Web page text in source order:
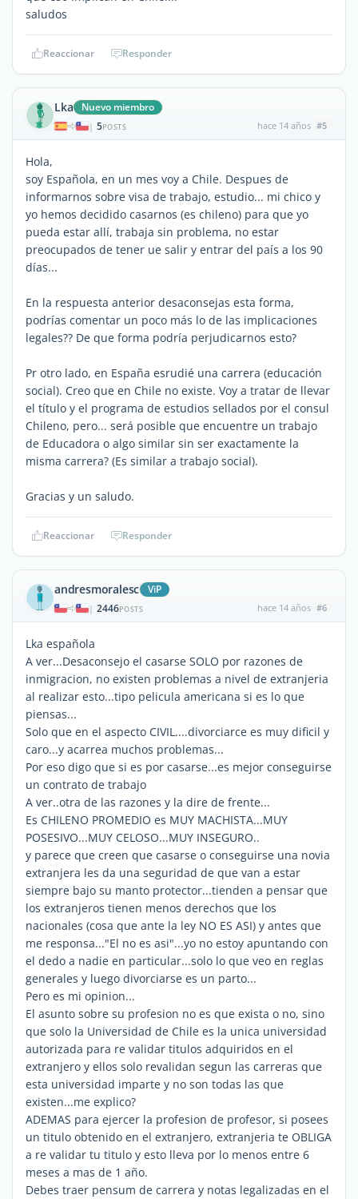
saludos
Reaccionar Responder
Lka Nuevo miembro
| 5POSTS hace 14 años #5
Hola,
soy Española, en un mes voy a Chile. Despues de
informarnos sobre visa de trabajo, estudio... mi chico y
yo hemos decidido casarnos (es chileno) para que yo
pueda estar allí, trabaja sin problema, no estar
preocupados de tener ue salir y entrar del país a los 90
días...
En la respuesta anterior desaconsejas esta forma,
podrías comentar un poco más lo de las implicaciones
legales?? De que forma podría perjudicarnos esto?
Pr otro lado, en España esrudié una carrera (educación
social). Creo que en Chile no existe. Voy a tratar de llevar
el título y el programa de estudios sellados por el consul
Chileno, pero... será posible que encuentre un trabajo
de Educadora o algo similar sin ser exactamente la
misma carrera? (Es similar a trabajo social).
Gracias y un saludo.
Reaccionar Responder
andresmoralesc ViP
| 2446POSTS hace 14 años #6
Lka española
A ver...Desaconsejo el casarse SOLO por razones de
inmigracion, no existen problemas a nivel de extranjeria
al realizar esto...tipo pelicula americana si es lo que
piensas...
Solo que en el aspecto CIVIL....divorciarce es muy dificil y
caro...y acarrea muchos problemas...
Por eso digo que si es por casarse...es mejor conseguirse
un contrato de trabajo
A ver..otra de las razones y la dire de frente...
Es CHILENO PROMEDIO es MUY MACHISTA...MUY
POSESIVO...MUY CELOSO...MUY INSEGURO..
y parece que creen que casarse o conseguirse una novia
extranjera les da una seguridad de que van a estar
siempre bajo su manto protector...tienden a pensar que
los extranjeros tienen menos derechos que los
nacionales (cosa que ante la ley NO ES ASI) y antes que
me responsa..."El no es asi"...yo no estoy apuntando con
el dedo a nadie en particular...solo lo que veo en reglas
generales y luego divorciarse es un parto...
Pero es mi opinion...
El asunto sobre su profesion no es que exista o no, sino
que solo la Universidad de Chile es la unica universidad
autorizada para re validar titulos adquiridos en el
extranjero y ellos solo revalidan segun las carreras que
esta universidad imparte y no son todas las que
existen...me explico?
ADEMAS para ejercer la profesion de profesor, si posees
un titulo obtenido en el extranjero, extranjeria te OBLIGA
a re validar tu titulo y esto lleva por lo menos entre 6
meses a mas de 1 año.
Debes traer pensum de carrera y notas legalizadas en el